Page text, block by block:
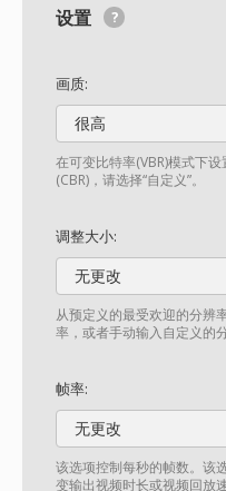
设置
画质:
很高
在可变比特率(VBR)模式下
(CBR)，请选择“自定义”。
调整大小:
无更改
从预定义的最受欢迎的分辨
率，或者手动输入自定义的分
帧率:
无更改
该选项控制每秒的帧数。该
变输出视频时长或视频回放速